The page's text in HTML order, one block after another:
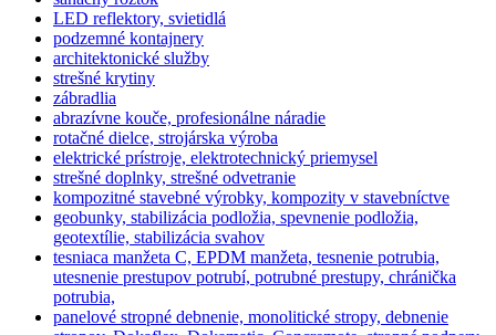
LED reflektory, svietidlá
podzemné kontajnery
architektonické služby
strešné krytiny
zábradlia
abrazívne kouče, profesionálne náradie
rotačné dielce, strojárska výroba
elektrické prístroje, elektrotechnický priemysel
strešné doplnky, strešné odvetranie
kompozitné stavebné výrobky, kompozity v stavebníctve
geobunky, stabilizácia podložia, spevnenie podložia,
geotextílie, stabilizácia svahov
tesniaca manžeta C, EPDM manžeta, tesnenie potrubia,
utesnenie prestupov potrubí, potrubné prestupy, chránička
potrubia,
panelové stropné debnenie, monolitické stropy, debnenie